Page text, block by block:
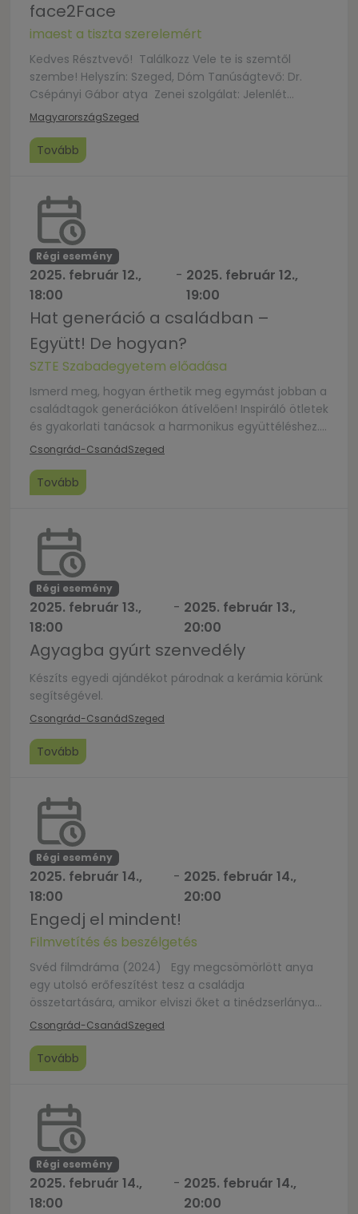
face2Face
imaest a tiszta szerelemért
Kedves Résztvevő! Találkozz Vele te is szemtől
szembe! Helyszín: Szeged, Dóm Tanúságtevő: Dr.
Csépányi Gábor atya Zenei szolgálat: Jelenlét
Zenekar A program ingyenes, szeretettel várunk! 🙂
MagyarországSzeged
Tovább
Régi esemény
2025. február 12.,
18:00
- 2025. február 12.,
19:00
Hat generáció a családban –
Együtt! De hogyan?
SZTE Szabadegyetem előadása
Ismerd meg, hogyan érthetik meg egymást jobban a
családtagok generációkon átívelően! Inspiráló ötletek
és gyakorlati tanácsok a harmonikus együttéléshez.
Előadó: Bereczki Enikő generációkutató, tréner
https://u-szeged.hu/szabadegyetem/hat-
generacio-csaladban
Csongrád-CsanádSzeged
Tovább
Régi esemény
2025. február 13.,
18:00
- 2025. február 13.,
20:00
Agyagba gyúrt szenvedély
Készíts egyedi ajándékot párodnak a kerámia körünk
segítségével.
Csongrád-CsanádSzeged
Tovább
Régi esemény
2025. február 14.,
18:00
- 2025. február 14.,
20:00
Engedj el mindent!
Filmvetítés és beszélgetés
Svéd filmdráma (2024) Egy megcsömörlött anya
egy utolsó erőfeszítést tesz a családja
összetartására, amikor elviszi őket a tinédzserlánya
rúdtáncversenyére.
Csongrád-CsanádSzeged
Tovább
Régi esemény
2025. február 14.,
18:00
- 2025. február 14.,
20:00